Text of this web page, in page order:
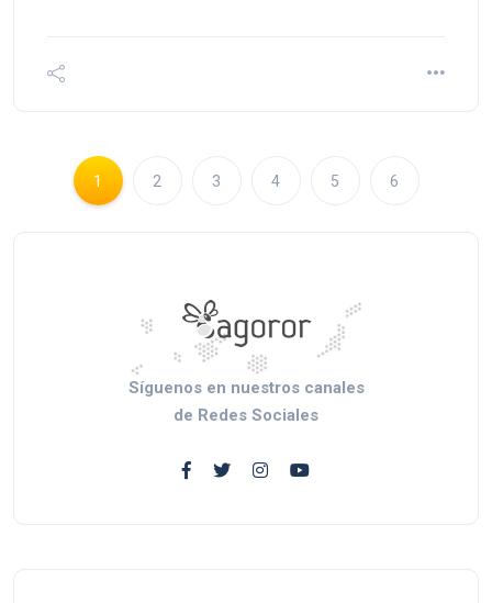
1 2 3 4 5 6
Síguenos en nuestros canales
de Redes Sociales